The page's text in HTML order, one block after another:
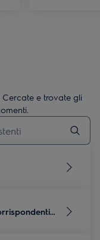
e trovate gli